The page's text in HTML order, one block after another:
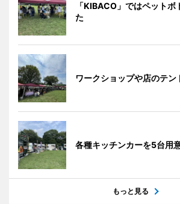
「KIBACO」ではペット
た
ワークショップや店のテン
各種キッチンカーを5台用
もっと見る